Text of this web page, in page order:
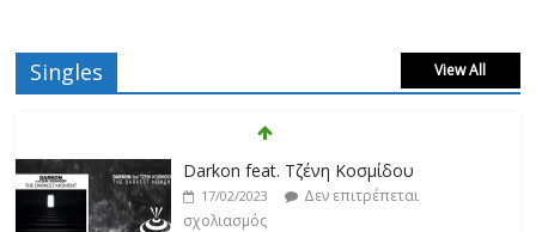
Singles View All
Νεκτάριος Μαλλάς
17/02/2023
Δεν επιτρέπεται
σχολιασμός